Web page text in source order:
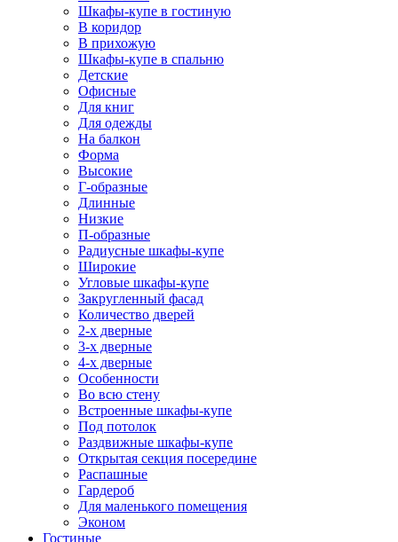
Шкафы-купе в гостиную
В коридор
В прихожую
Шкафы-купе в спальню
Детские
Офисные
Для книг
Для одежды
На балкон
Форма
Высокие
Г-образные
Длинные
Низкие
П-образные
Радиусные шкафы-купе
Широкие
Угловые шкафы-купе
Закругленный фасад
Количество дверей
2-х дверные
3-х дверные
4-х дверные
Особенности
Во всю стену
Встроенные шкафы-купе
Под потолок
Раздвижные шкафы-купе
Открытая секция посередине
Распашные
Гардероб
Для маленького помещения
Эконом
Гостиные